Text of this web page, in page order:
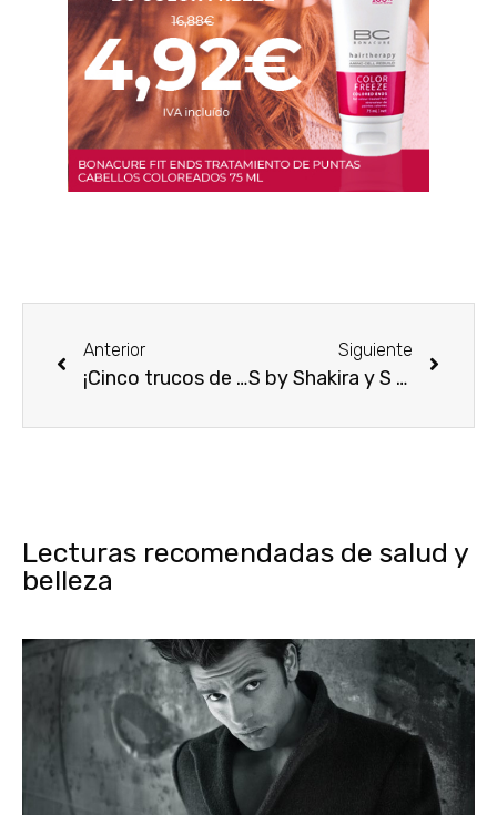
Anterior
¡Cinco trucos de belleza express!
Siguiente
S by Shakira y S by Shakira Eau Florale
Lecturas recomendadas de salud y
belleza